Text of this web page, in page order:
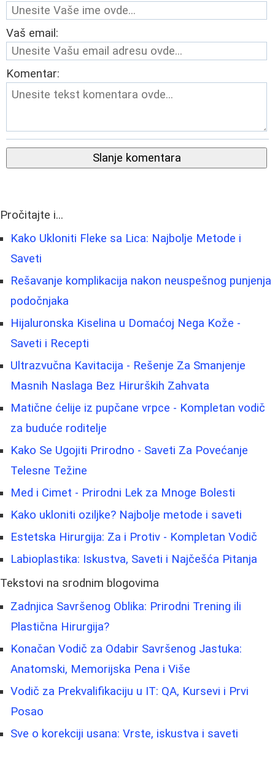
Vaš email:
Komentar:
Slanje komentara
Pročitajte i...
Kako Ukloniti Fleke sa Lica: Najbolje Metode i
Saveti
Rešavanje komplikacija nakon neuspešnog punjenja
podočnjaka
Hijaluronska Kiselina u Domaćoj Nega Kože -
Saveti i Recepti
Ultrazvučna Kavitacija - Rešenje Za Smanjenje
Masnih Naslaga Bez Hirurških Zahvata
Matične ćelije iz pupčane vrpce - Kompletan vodič
za buduće roditelje
Kako Se Ugojiti Prirodno - Saveti Za Povećanje
Telesne Težine
Med i Cimet - Prirodni Lek za Mnoge Bolesti
Kako ukloniti oziljke? Najbolje metode i saveti
Estetska Hirurgija: Za i Protiv - Kompletan Vodič
Labioplastika: Iskustva, Saveti i Najčešća Pitanja
Tekstovi na srodnim blogovima
Zadnjica Savršenog Oblika: Prirodni Trening ili
Plastična Hirurgija?
Konačan Vodič za Odabir Savršenog Jastuka:
Anatomski, Memorijska Pena i Više
Vodič za Prekvalifikaciju u IT: QA, Kursevi i Prvi
Posao
Sve o korekciji usana: Vrste, iskustva i saveti